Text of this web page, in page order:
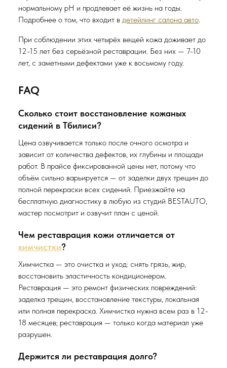
нормальному pH и продлевает её жизнь на годы.
Подробнее о том, что входит в детейлинг салона авто.
При соблюдении этих четырёх вещей кожа доживает до
12-15 лет без серьёзной реставрации. Без них — 7-10
лет, с заметными дефектами уже к восьмому году.
FAQ
Сколько стоит восстановление кожаных
сидений в Тбилиси?
Цена озвучивается только после очного осмотра и
зависит от количества дефектов, их глубины и площади
работ. В прайсе фиксированной цены нет, потому что
объём сильно варьируется — от заделки двух трещин до
полной перекраски всех сидений. Приезжайте на
бесплатную диагностику в любую из студий BESTAUTO,
мастер посмотрит и озвучит план с ценой.
Чем реставрация кожи отличается от
химчистки?
Химчистка — это очистка и уход: снять грязь, жир,
восстановить эластичность кондиционером.
Реставрация — это ремонт физических повреждений:
заделка трещин, восстановление текстуры, локальная
или полная перекраска. Химчистка нужна всем раз в 12-
18 месяцев; реставрация — только когда материал уже
разрушен.
Держится ли реставрация долго?